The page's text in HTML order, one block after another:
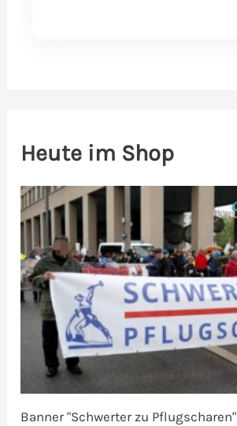
Heute im Shop
Banner "Schwerter zu Pflugscharen"